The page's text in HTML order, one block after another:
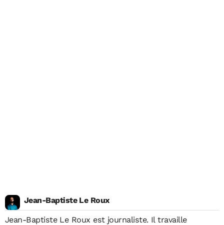
Jean-Baptiste Le Roux
Jean-Baptiste Le Roux est journaliste. Il travaille